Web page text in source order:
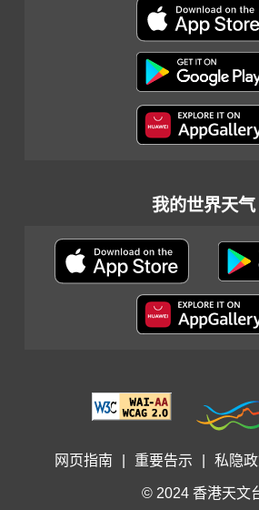
我的世界天气
网页指南 重要告示 私隐
© 2024 香港天文